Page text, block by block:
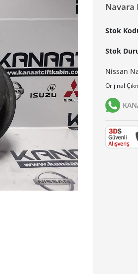
Navara
Stok
Stok
Nissan
Orijinal